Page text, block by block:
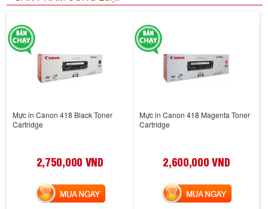
Mực in Canon 418 Black Toner
Cartridge
2,750,000 VND
MUA NGAY
Mực in Canon 418 Magenta Toner
Cartridge
2,600,000 VND
MUA NGAY